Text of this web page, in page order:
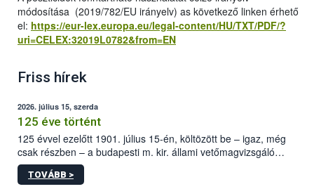
módosítása (2019/782/EU irányelv) as következő linken érhető
el: https://eur-lex.europa.eu/legal-content/HU/TXT/PDF/?
uri=CELEX:32019L0782&from=EN
Friss hírek
2026. július 15, szerda
125 éve történt
125 évvel ezelőtt 1901. július 15-én, költözött be – igaz, még
csak részben – a budapesti m. kir. állami vetőmagvizsgáló
állomás a Kis Rókus utca 15. szám alatti, Czigler Győző által
tervezett új épületébe.
TOVÁBB >